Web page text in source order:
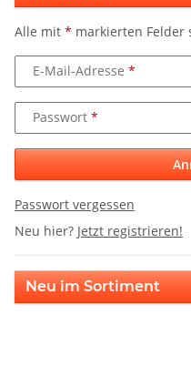
Alle mit * markierten Felder
E-Mail-Adresse
Passwort
Passwort vergessen
Neu hier? Jetzt registrieren!
Neu im Sortiment